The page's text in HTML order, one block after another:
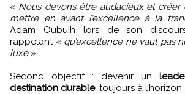
« Nous devons être audacieux et créer
mettre en avant l’excellence à la
Adam Oubuih lors de son
rappelant « qu’excellence ne vaut pas
luxe».
Second objectif : devenir un
destination durable, toujours à l’horizon